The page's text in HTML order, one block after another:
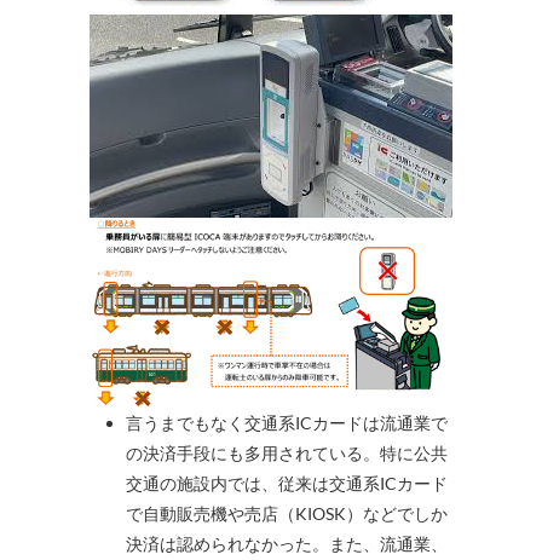
言うまでもなく交通系ICカードは流通業で
の決済手段にも多用されている。特に公共
交通の施設内では、従来は交通系ICカード
で自動販売機や売店（KIOSK）などでしか
決済は認められなかった。また、流通業、